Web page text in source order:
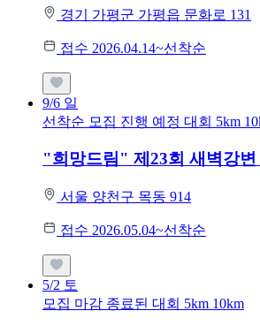
경기 가평군 가평읍 문화로 131
접수 2026.04.14~선착순
9/6 일
선착순 모집 진행 예정 대회 5km
"희망드림" 제23회 새벽강변
서울 양천구 목동 914
접수 2026.05.04~선착순
5/2 토
모집 마감 종료된 대회 5km 10km